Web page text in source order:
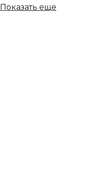
Показать еще